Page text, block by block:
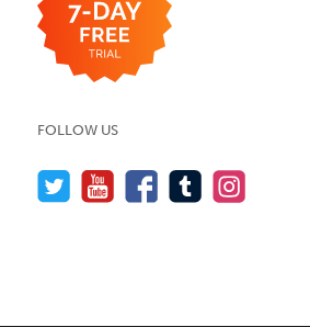
FOLLOW US